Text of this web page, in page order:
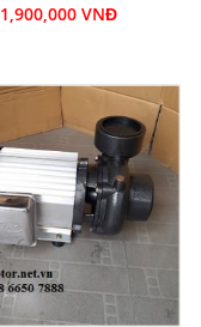
1,900,000 VNĐ